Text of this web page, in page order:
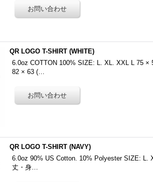
QR LOGO T-SHIRT (WHITE)
6.0oz COTTON 100% SIZE: L. XL. XXL L 75
82 × 63 (…
QR LOGO T-SHIRT (NAVY)
6.0oz 90% US Cotton. 10% Polyester SIZE: L.
丈・身…